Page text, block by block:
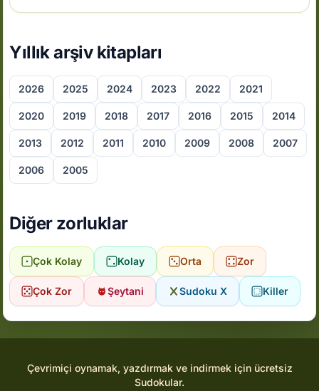
Yıllık arşiv kitapları
2026 2025 2024 2023 2022 2021
2020 2019 2018 2017 2016 2015 2014
2013 2012 2011 2010 2009 2008 2007
2006 2005
Diğer zorluklar
Çok Kolay Kolay Orta Zor
Çok Zor Şeytani Sudoku X Killer
Çevrimiçi oynamak, yazdırmak ve indirmek için ücretsiz
Sudokular.